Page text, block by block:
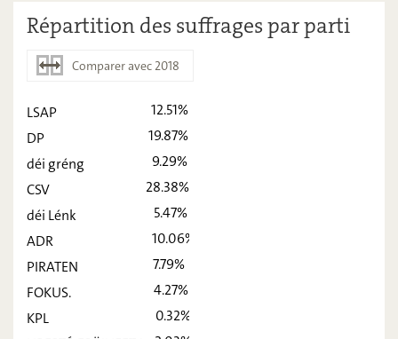
Répartition des suffrages par parti
Comparer avec 2018
2018
DP -
déi gréng -
CSV
ADR -
LSAP
DP
déi gréng
CSV
déi Lénk
ADR
PIRATEN
FOKUS.
KPL
12.51%
19.87%
9.29%
28.38%
5.47%
10.06%
7.79%
4.27%
0.32%